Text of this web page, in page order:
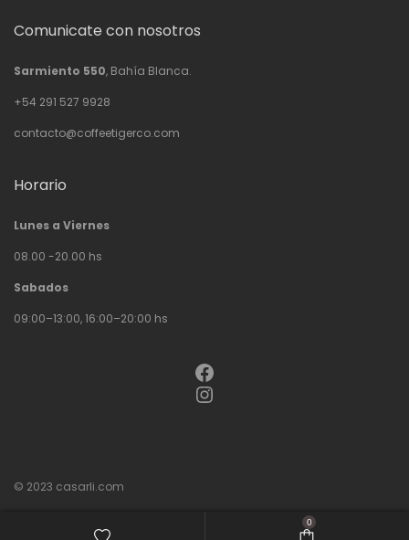
Comunicate con nosotros
Sarmiento 550, Bahía Blanca.
+54 291 527 9928
contacto@coffeetigerco.com
Horario
Lunes a Viernes
08.00 -20.00 hs
Sabados
09:00–13:00, 16:00–20:00 hs
Facebook
Instagram
© 2023 casarli.com
0